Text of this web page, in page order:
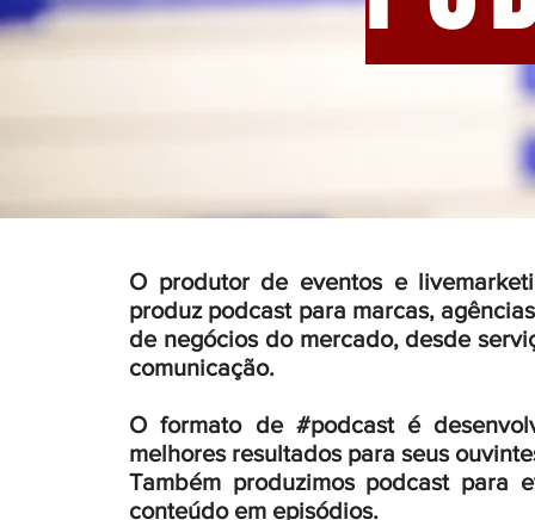
O produtor de eventos e
produz podcast para marcas,
de negócios do mercado, desde
comunicação.
O formato de #podcast é
melhores resultados para seus
Também produzimos podcast para
conteúdo em episódios.